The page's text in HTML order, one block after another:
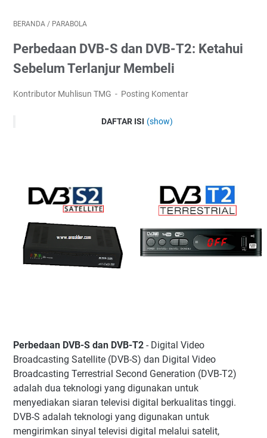
BERANDA / PARABOLA
Perbedaan DVB-S dan DVB-T2: Ketahui
Sebelum Terlanjur Membeli
Kontributor Muhlisun TMG Posting Komentar
DAFTAR ISI (show)
Perbedaan dalam Jangkauan
Perbedaan DVB-S dan DVB-T2 - Digital Video
Broadcasting Satellite (DVB-S) dan Digital Video
Broadcasting Terrestrial Second Generation (DVB-T2)
adalah dua teknologi yang digunakan untuk
menyediakan siaran televisi digital berkualitas tinggi.
DVB-S adalah teknologi yang digunakan untuk
mengirimkan sinyal televisi digital melalui satelit,